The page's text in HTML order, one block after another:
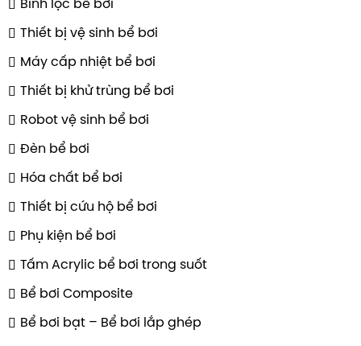
Bình lọc bể bơi
Thiết bị vệ sinh bể bơi
Máy cấp nhiệt bể bơi
Thiết bị khử trùng bể bơi
Robot vệ sinh bể bơi
Đèn bể bơi
Hóa chất bể bơi
Thiết bị cứu hộ bể bơi
Phụ kiện bể bơi
Tấm Acrylic bể bơi trong suốt
Bể bơi Composite
Bể bơi bạt – Bể bơi lắp ghép